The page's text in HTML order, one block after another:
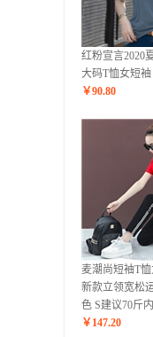
红粉宣言2020
大码T恤女短
￥90.80
麦潮尚短袖T恤
新款立领宽松
色 S建议70斤内
￥ 147.20